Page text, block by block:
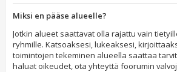
Miksi en pääse alueelle?
Jotkin alueet saattavat olla rajattu vain
ryhmille. Katsoaksesi, lukeaksesi,
toimintojen tekeminen alueella saattaa
haluat oikeudet, ota yhteyttä foorumin